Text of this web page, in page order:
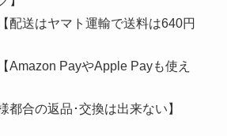
配送はヤマト運輸で送料は640円
Amazon PayやApple Payも使え
都合の返品･交換は出来ない】